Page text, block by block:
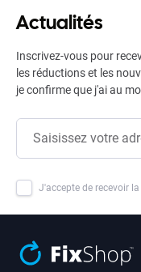
Actualités
Inscrivez-vous pour
les réductions et les
je confirme que j'ai au
J'accepte de recevoir